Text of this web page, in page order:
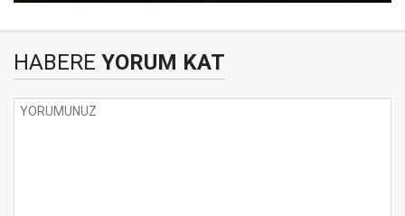
HABERE YORUM KAT